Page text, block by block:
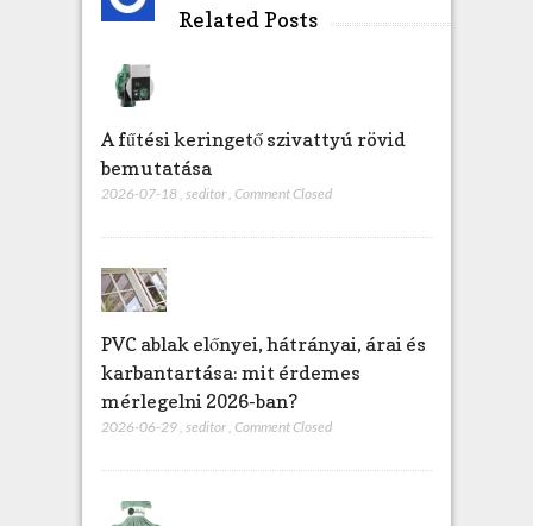
Related Posts
A fűtési keringető szivattyú rövid
bemutatása
2026-07-18, seditor, Comment Closed
PVC ablak előnyei, hátrányai, árai és
karbantartása: mit érdemes
mérlegelni 2026-ban?
2026-06-29 seditor Comment Closed